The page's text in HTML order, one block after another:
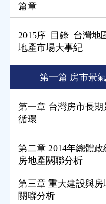
篇章
2015序_目錄_台灣地
地產市場大事紀
第一篇 房市景
第一章 台灣房市長期
循環
第二章 2014年總體政
房地產關聯分析
第三章 重大建設與房
關聯分析